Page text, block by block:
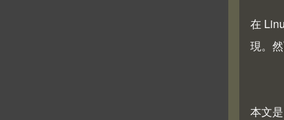
在
現。
本文